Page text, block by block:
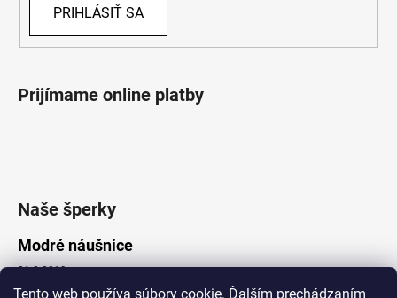
Tento web používa súbory cookie. Ďalším prechádzaním
PRIHLÁSIŤ SA
Prijímame online platby
Naše šperky
Modré náušnice
21.8.2019